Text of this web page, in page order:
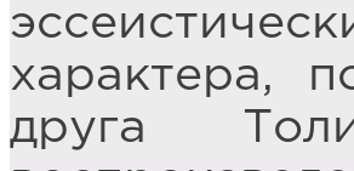
характера,
друга